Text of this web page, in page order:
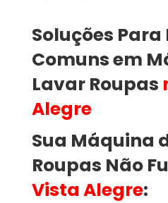
Soluções
Comuns em
Lavar Roupas
Alegre
Sua Máquina
Roupas Não
Vista Alegre: